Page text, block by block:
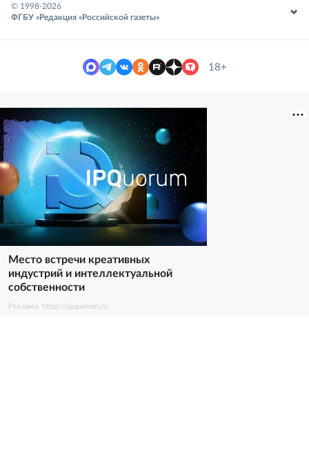
© 1998-2026
ФГБУ «Редакция «Российской газеты»
18+
Место встречи креативных
индустрий и интеллектуальной
собственности
Реклама. https://ipquorum.ru